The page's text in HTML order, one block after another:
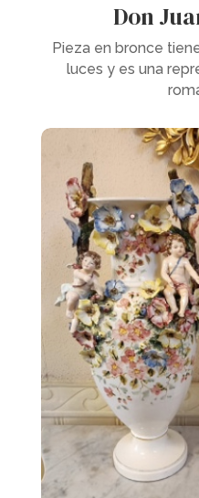
Don
Pieza en bronce
luces y es una